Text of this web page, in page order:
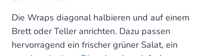
Die Wraps diagonal halbieren und auf einem
Brett oder Teller anrichten. Dazu passen
hervorragend ein frischer grüner Salat, ein